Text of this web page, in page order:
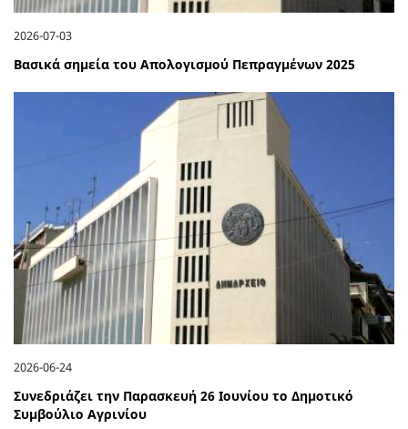
2026-07-03
Βασικά σημεία του Απολογισμού Πεπραγμένων 2025
2026-06-24
Συνεδριάζει την Παρασκευή 26 Ιουνίου το Δημοτικό
Συμβούλιο Αγρινίου